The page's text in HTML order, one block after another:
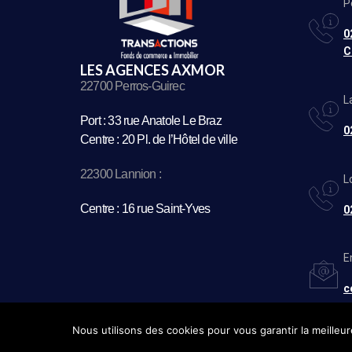
LES AGENCES AXMOR
22700 Perros-Guirec
Port : 33 rue Anatole Le Braz
Centre : 20 Pl. de l’Hôtel de ville
22300 Lannion :
Centre : 16 rue Saint-Yves
Nous utilisons des cookies pour vous garantir la